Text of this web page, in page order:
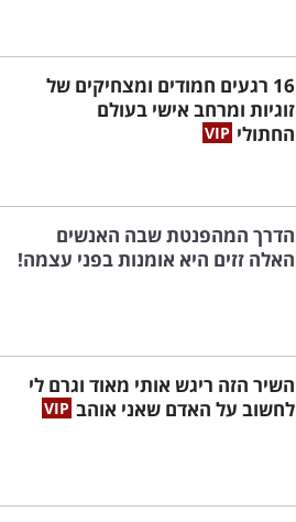
16 רגעים חמודים ומצחיקים של
זוגיות ומרחב אישי בעולם
החתולי
הדרך המהפנטת שבה האנשים
האלה זזים היא אומנות בפני עצמה!
השיר הזה ריגש אותי מאוד וגרם לי
לחשוב על האדם שאני אוהב